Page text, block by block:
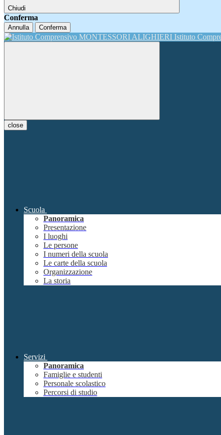
Chiudi
Conferma
Annulla Conferma
Istituto
close
Scuola
Panoramica
Presentazione
I luoghi
Le persone
I numeri della scuola
Le carte della scuola
Organizzazione
La storia
Servizi
Panoramica
Famiglie e studenti
Personale scolastico
Percorsi di studio